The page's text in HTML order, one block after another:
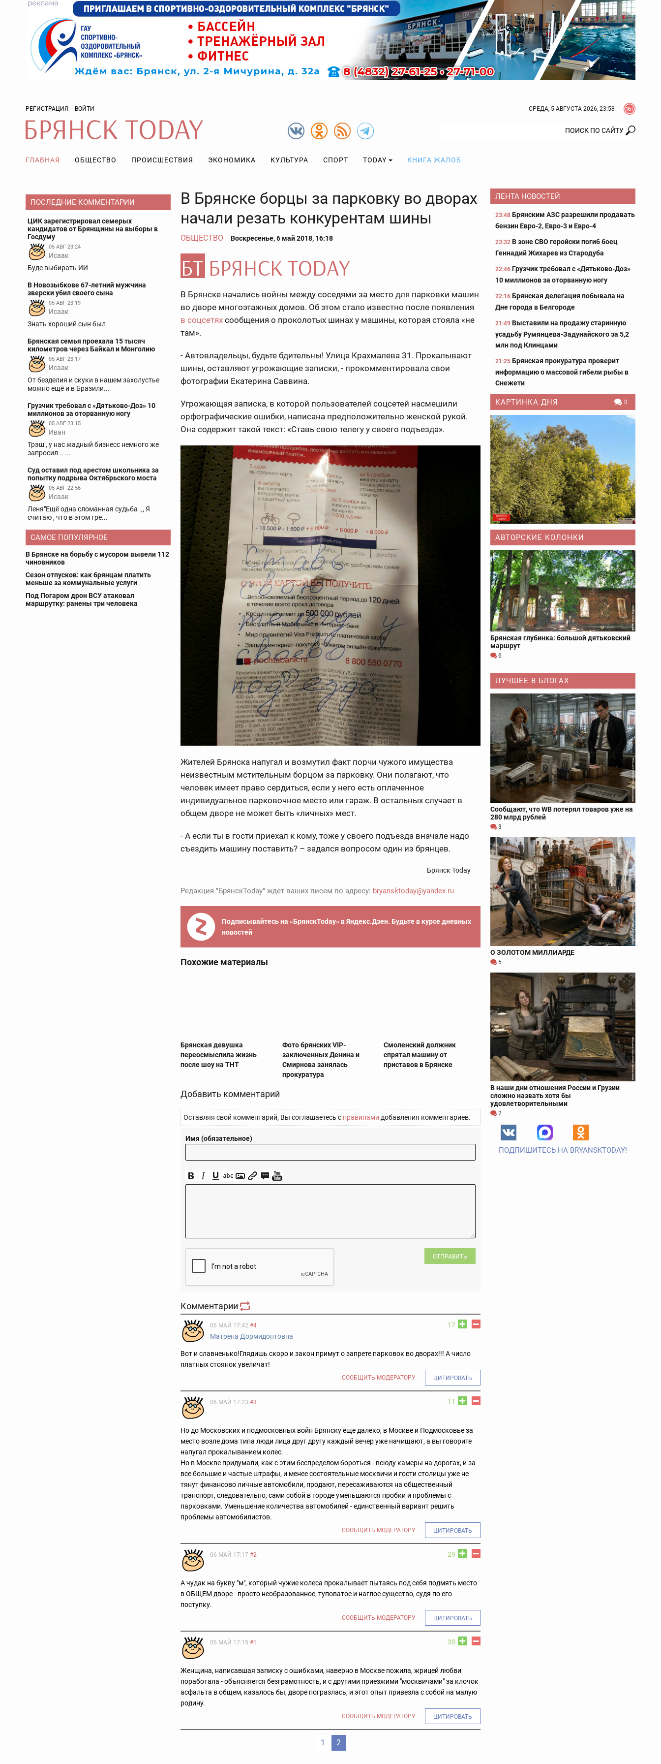
РЕГИСТРАЦИЯ ВОЙТИ СРЕДА, 5 АВГУСТА 2026, 23:58
ГЛАВНАЯ ОБЩЕСТВО ПРОИСШЕСТВИЯ ЭКОНОМИКА КУЛЬТУРА СПОРТ TODAY КНИГА ЖАЛОБ
ПОСЛЕДНИЕ КОММЕНТАРИИ
ЦИК зарегистрировал семерых
кандидатов от Брянщины на выборы в
Госдуму
05 АВГ 23:24
Исаак
Буде выбирать ИИ
В Новозыбкове 67-летний мужчина
зверски убил своего сына
05 АВГ 23:19
Исаак
Знать хороший сын был
Брянская семья проехала 15 тысяч
километров через Байкал и Монголию
05 АВГ 23:17
Исаак
От безделия и скуки в нашем захолустье
можно ещё и в Бразили...
Грузчик требовал с «Дятьково-Доз» 10
миллионов за оторванную ногу
05 АВГ 23:15
Иван
Трэш , у нас жадный бизнесс немного же
запросил .. ...
Суд оставил под арестом школьника за
попытку подрыва Октябрьского моста
05 АВГ 22:56
Исаак
Леня"Ещё одна сломанная судьба .,, Я
считаю , что в этом гре...
САМОЕ ПОПУЛЯРНОЕ
В Брянске на борьбу с мусором вывели 112
чиновников
Сезон отпусков: как брянцам платить
меньше за коммунальные услуги
Под Погаром дрон ВСУ атаковал
маршрутку: ранены три человека
В Брянске борцы за парковку во дворах
начали резать конкурентам шины
ОБЩЕСТВО Воскресенье, 6 май 2018, 16:18
В Брянске начались войны между соседями за место для парковки машин
во дворе многоэтажных домов. Об этом стало известно после появления
в соцсетях сообщения о проколотых шинах у машины, которая стояла «не
там».
- Автовладельцы, будьте бдительны! Улица Крахмалева 31. Прокалывают
шины, оставляют угрожающие записки, - прокомментировала свои
фотографии Екатерина Саввина.
Угрожающая записка, в которой пользователей соцсетей насмешили
орфографические ошибки, написана предположительно женской рукой.
Она содержит такой текст: «Ставь свою телегу у своего подъезда».
Жителей Брянска напугал и возмутил факт порчи чужого имущества
неизвестным мстительным борцом за парковку. Они полагают, что
человек имеет право сердиться, если у него есть оплаченное
индивидуальное парковочное место или гараж. В остальных случает в
общем дворе не может быть «личных» мест.
- А если ты в гости приехал к кому, тоже у своего подъезда вначале надо
съездить машину поставить? – задался вопросом один из брянцев.
Брянск Today
Редакция "БрянскToday" ждет ваших писем по адресу: bryansktoday@yandex.ru
Подписывайтесь на «БрянскToday» в Яндекс.Дзен. Будьте в курсе дневных
новостей
Похожие материалы
Брянская девушка
переосмыслила жизнь
после шоу на ТНТ
Фото брянских VIP-
заключенных Денина и
Смирнова занялась
прокуратура
Смоленский должник
спрятал машину от
приставов в Брянске
Добавить комментарий
Оставляя свой комментарий, Вы соглашаетесь с правилами добавления комментариев.
Имя (обязательное)
ОТПРАВИТЬ
Комментарии
17
06 МАЙ 17:42 #4
Матрена Дормидонтовна
Вот и славненько!Глядишь скоро и закон примут о запрете парковок во дворах!!! А число
платных стоянок увеличат!
СООБЩИТЬ МОДЕРАТОРУ ЦИТИРОВАТЬ
11
06 МАЙ 17:23 #3
Но до Московских и подмосковных войн Брянску еще далеко, в Москве и Подмосковье за
место возле дома типа люди лица друг другу каждый вечер уже начищают, а вы говорите
напугал прокалыванием колес.
Но в Москве придумали, как с этим беспределом бороться - всюду камеры на дорогах, и за
все большие и частые штрафы, и менее состоятельные москвичи и гости столицы уже не
тянут финансово личные автомобили, продают, пересаживаются на общественный
транспорт, следовательно, сами собой в городе уменьшаются пробки и проблемы с
парковками. Уменьшение количества автомобилей - единственный вариант решить
проблемы автомобилистов.
СООБЩИТЬ МОДЕРАТОРУ ЦИТИРОВАТЬ
29
06 МАЙ 17:17 #2
А чудак на букву "м", который чужие колеса прокалывает пытаясь под себя подмять место
в ОБЩЕМ дворе - просто необразованное, туповатое и наглое существо, судя по его
поступку.
СООБЩИТЬ МОДЕРАТОРУ ЦИТИРОВАТЬ
30
06 МАЙ 17:15 #1
Женщина, написавшая записку с ошибками, наверно в Москве пожила, жрицей любви
поработала - объясняется безграмотность, и с другими приезжими "москвичами" за клочок
асфальта в общем, казалось бы, дворе погразлась, и этот опыт привезла с собой на малую
родину.
СООБЩИТЬ МОДЕРАТОРУ ЦИТИРОВАТЬ
1 2
ЛЕНТА НОВОСТЕЙ
23:48 Брянским АЗС разрешили продавать
бензин Евро-2, Евро-3 и Евро-4
23:32 В зоне СВО геройски погиб боец
Геннадий Жихарев из Стародуба
22:46 Грузчик требовал с «Дятьково-Доз»
10 миллионов за оторванную ногу
22:16 Брянская делегация побывала на
Дне города в Белгороде
21:49 Выставили на продажу старинную
усадьбу Румянцева-Задунайского за 5,2
млн под Клинцами
21:25 Брянская прокуратура проверит
информацию о массовой гибели рыбы в
Снежети
КАРТИНКА ДНЯ 0
АВТОРСКИЕ КОЛОНКИ
Брянская глубинка: большой дятьковский
маршрут
6
ЛУЧШЕЕ В БЛОГАХ
Сообщают, что WB потерял товаров уже на
280 млрд рублей
3
О ЗОЛОТОМ МИЛЛИАРДЕ
5
В наши дни отношения России и Грузии
сложно назвать хотя бы
удовлетворительными
2
ПОДПИШИТЕСЬ НА BRYANSKTODAY!